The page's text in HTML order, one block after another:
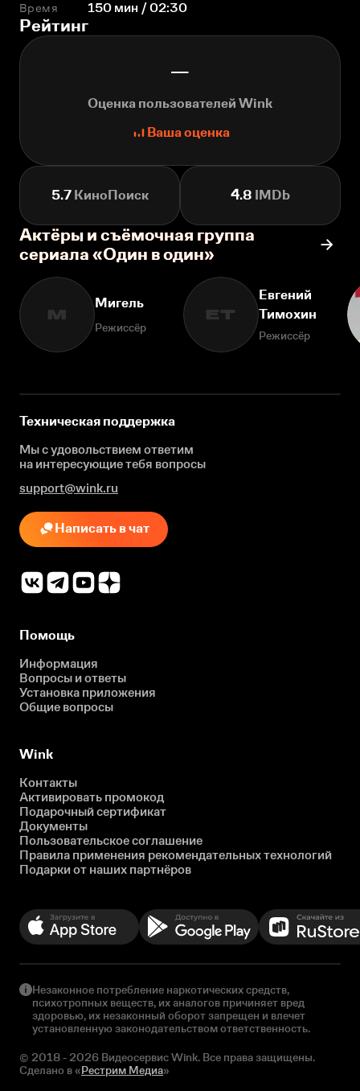
Время 150 мин / 02:30
Рейтинг
—
Оценка пользователей Wink
Ваша оценка
5.7КиноПоиск 4.8 IMDb
Актёры и съёмочная группа
сериала «Один в один»
М
Мигель
Режиссёр
ЕТ
Евгений
Тимохин
Режиссёр
Техническая поддержка
Мы с удовольствием ответим
на интересующиетебя вопросы
support@wink.ru
Написать в чат
Помощь
Информация
Вопросы и ответы
Установка приложения
Общие вопросы
Wink
Контакты
Активировать промокод
Подарочный сертификат
Документы
Пользовательское соглашение
Правила применения рекомендательных технологий
Подарки от наших партнёров
Незаконное потребление наркотических средств,
психотропных веществ, их аналогов причиняет вред
здоровью, их незаконный оборот запрещен и влечет
установленную законодательством ответственность.
© 2018 - 2026 Видеосервис Wink. Все права защищены.
Сделано в «Рестрим Медиа»